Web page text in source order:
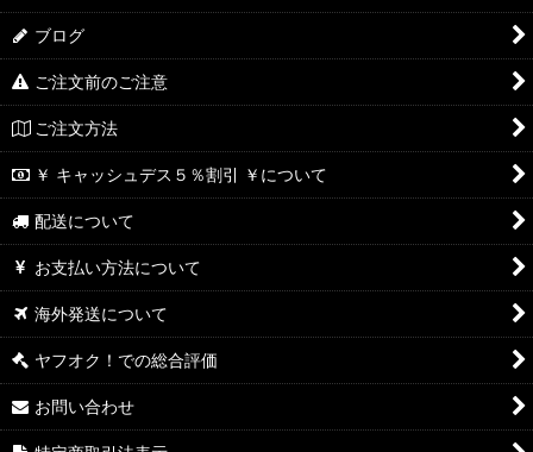
ブログ
ご注文前のご注意
ご注文方法
￥ キャッシュデス５％割引 ￥について
配送について
お支払い方法について
海外発送について
ヤフオク！での総合評価
お問い合わせ